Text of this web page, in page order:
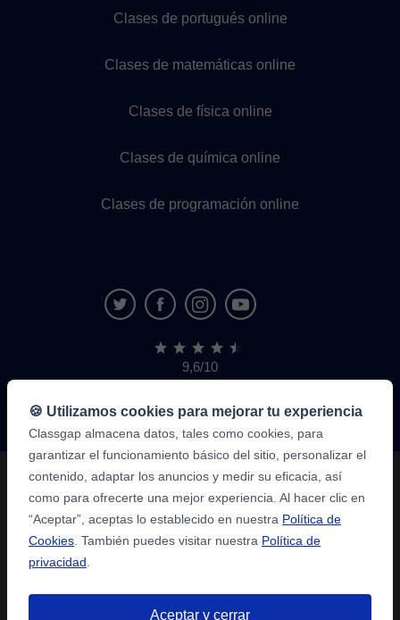
Clases de portugués online
Clases de matemáticas online
Clases de física online
Clases de química online
Clases de programación online
9,6/10
1.339.284
de
alumnos
🍪 Utilizamos cookies para mejorar tu experiencia
Classgap almacena datos, tales como cookies, para
garantizar el funcionamiento básico del sitio, personalizar el
contenido, adaptar los anuncios y medir su eficacia, así
como para ofrecerte una mejor experiencia. Al hacer clic en
“Aceptar”, aceptas lo establecido en nuestra Política de
Cookies . También puedes visitar nuestra Política de
privacidad
Aceptar y cerrar